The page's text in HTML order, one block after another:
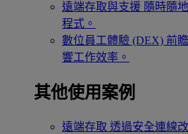
遠端存取與支援 隨時隨
程式。
數位員工體驗 (DEX) 前
響工作效率。
其他使用案例
遠端存取 透過安全連線